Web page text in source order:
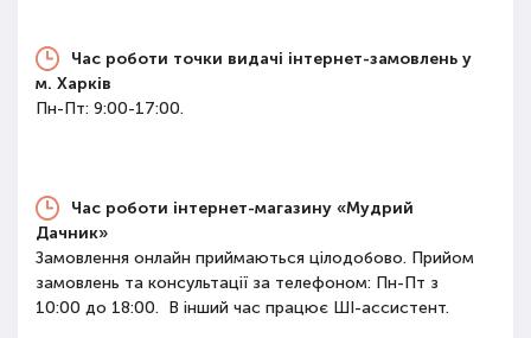
Час роботи точки видачі інтернет-замовлень у
м. Харків
Пн-Пт: 9:00-17:00.
Час роботи інтернет-магазину «Мудрий
Дачник»
Замовлення онлайн приймаються цілодобово. Прийом
замовлень та консультації за телефоном: Пн-Пт з
10:00 до 18:00. В інший час працює ШІ-ассистент.